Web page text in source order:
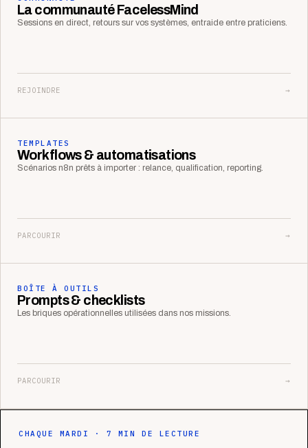
La communauté FacelessMind
Sessions en direct, retours sur vos systèmes, entraide entre praticiens.
REJOINDRE →
TEMPLATES
Workflows & automatisations
Scénarios n8n prêts à importer : relance, qualification, reporting.
PARCOURIR →
BOÎTE À OUTILS
Prompts & checklists
Les briques opérationnelles utilisées dans nos missions.
PARCOURIR →
CHAQUE MARDI · 7 MIN DE LECTURE